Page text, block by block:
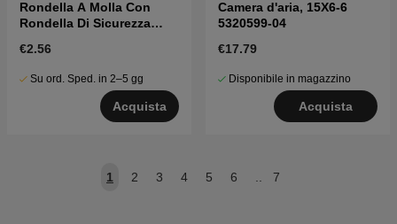
Rondella A Molla Con
Rondella Di Sicurezza
€2.56
Su ord. Sped. in 2–5 gg
Acquista
Camera d'aria, 15X6-6
5320599-04
€17.79
Disponibile in magazzino
Acquista
1 2 3 4 5 6 .. 7